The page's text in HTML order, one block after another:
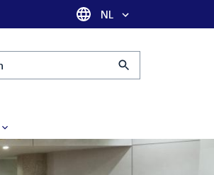
Taal selectie
NL